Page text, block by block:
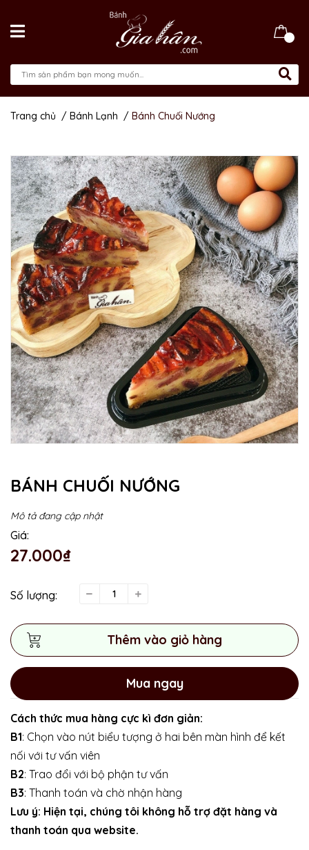
Trang chủ / Bánh Lạnh / Bánh Chuối Nướng
BÁNH CHUỐI NƯỚNG
Mô tả đang cập nhật
Giá:
27.000₫
Số lượng:
Thêm vào giỏ hàng
Mua ngay
Cách thức mua hàng cực kì đơn giản:
B1: Chọn vào nút biểu tượng ở hai bên màn hình để kết
nối với tư vấn viên
B2: Trao đổi với bộ phận tư vấn
B3: Thanh toán và chờ nhận hàng
Lưu ý: Hiện tại, chúng tôi không hỗ trợ đặt hàng và
thanh toán qua website.